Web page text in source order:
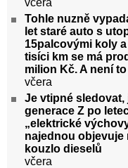
včera
Tohle nuzně
let staré auto s
15palcovými koly a
tisíci km se má
milion Kč. A není
včera
Je vtipné sledovat,
generace Z po
„elektrické
najednou
kouzlo dieselů
včera